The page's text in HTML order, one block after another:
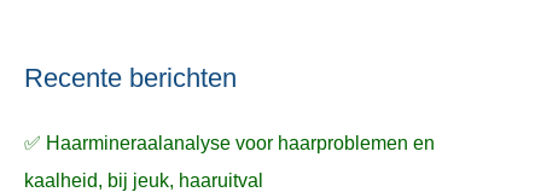
Recente berichten
✅ Haarmineraalanalyse voor haarproblemen en
kaalheid, bij jeuk, haaruitval